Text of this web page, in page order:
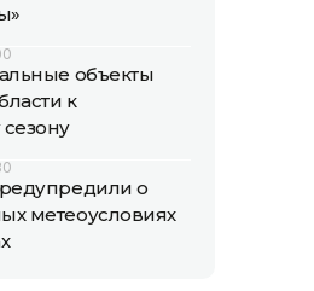
объекты
к
о
метеоусловиях